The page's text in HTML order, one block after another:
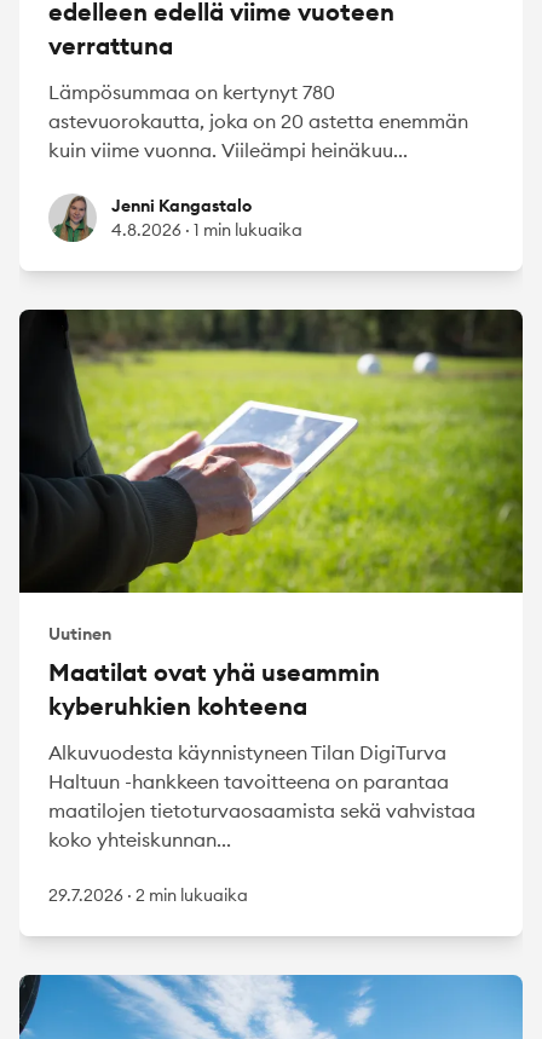
edelleen edellä viime vuoteen
verrattuna
Lämpösummaa on kertynyt 780
astevuorokautta, joka on 20 astetta enemmän
kuin viime vuonna. Viileämpi heinäkuu...
Jenni Kangastalo
Jenni Kangastalo
4.8.2026 · 1 min lukuaika
Uutinen
Maatilat ovat yhä useammin
kyberuhkien kohteena
Alkuvuodesta käynnistyneen Tilan DigiTurva
Haltuun -hankkeen tavoitteena on parantaa
maatilojen tietoturvaosaamista sekä vahvistaa
koko yhteiskunnan...
29.7.2026 · 2 min lukuaika